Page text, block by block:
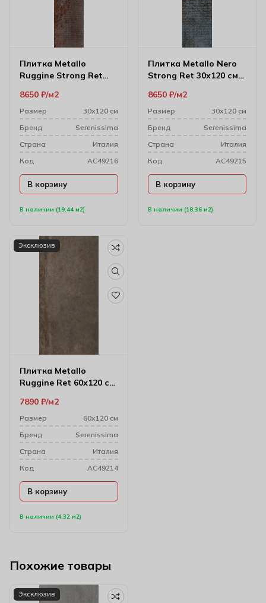
Плитка Metallo
Ruggine Strong Ret
В наличии (19.44 м2)
8650 ₽ м2
Размер
30х120 см
Бренд
Serenissima
Cтрана
Италия
Код
AC49216
В корзину
Плитка Metallo Nero
Strong Ret 30х120 см
В наличии (18.36 м2)
8650 ₽ м2
Размер
30х120 см
Бренд
Serenissima
Cтрана
Италия
Код
AC49215
В корзину
Эксклюзив
Плитка Metallo
Ruggine Ret 60х120 см
В наличии (4.32 м2)
7890 ₽ м2
Размер
60х120 см
Бренд
Serenissima
Cтрана
Италия
Код
AC49214
В корзину
Похожие товары
Эксклюзив